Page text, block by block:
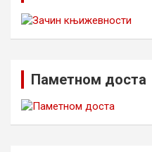
Паметном доста